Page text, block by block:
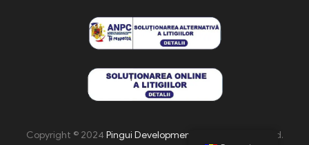
Copyright © 2024 Pingui Development . All Rights Reserved.